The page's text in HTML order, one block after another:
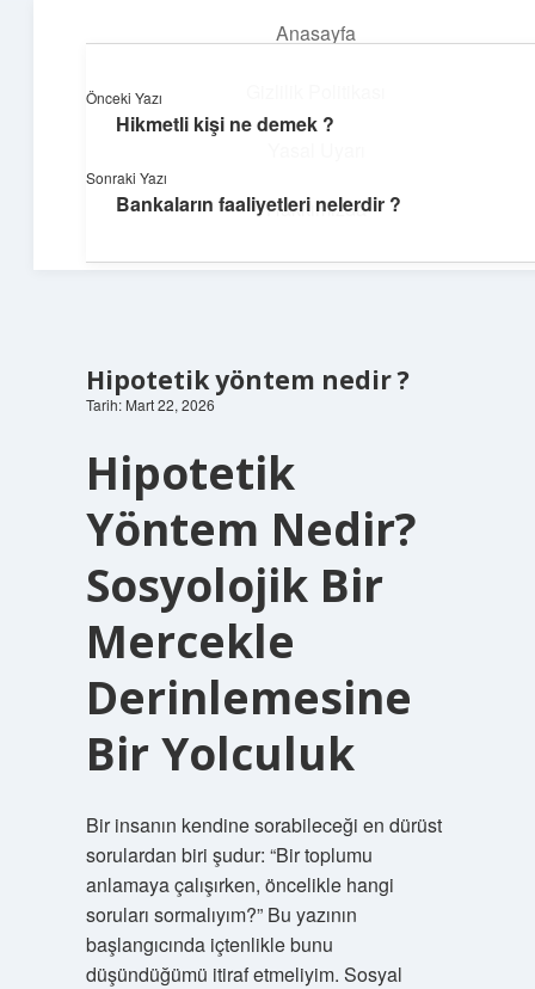
Anasayfa
Hakkımızda
Yumuşak Teknoloji Rehberi
Dijital dünyada huzurlu bir yolculuk!
Hipotetik yöntem nedir ?
Tarih: Mart 22, 2026
Hipotetik
Yöntem Nedir?
Sosyolojik Bir
Mercekle
Derinlemesine
Bir Yolculuk
Bir insanın kendine sorabileceği en dürüst
sorulardan biri şudur: “Bir toplumu
anlamaya çalışırken, öncelikle hangi
soruları sormalıyım?” Bu yazının
başlangıcında içtenlikle bunu
düşündüğümü itiraf etmeliyim. Sosyal
Önceki Yazı
Hikmetli kişi ne demek ?
Sonraki Yazı
Bankaların faaliyetleri nelerdir ?